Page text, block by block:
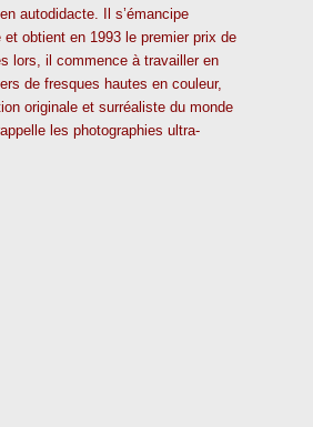
autodidacte. Il s’émancipe
obtient en 1993 le premier prix de
lors, il commence à travailler en
de fresques hautes en couleur,
originale et surréaliste du monde
les photographies ultra-